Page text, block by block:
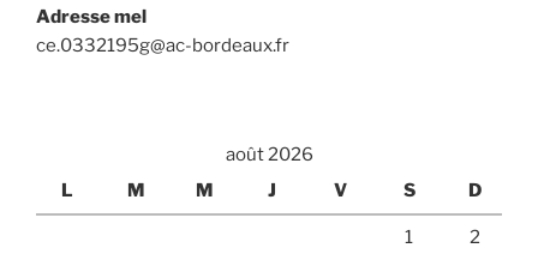
Adresse mel
ce.0332195g@ac-bordeaux.fr
août 2026
L
M M J V S D
1 2